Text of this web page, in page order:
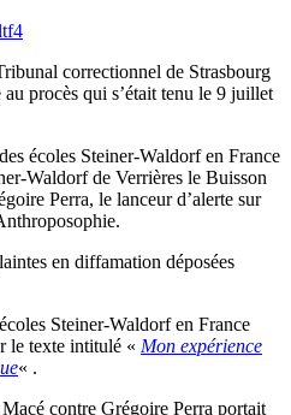
correctionnel de Strasbourg
procès qui s’était tenu le 9 juillet
écoles Steiner-Waldorf en France
Waldorf de Verrières le Buisson
Perra, le lanceur d’alerte sur
en diffamation déposées
Steiner-Waldorf en France
le texte intitulé « Mon expérience
« .
contre Grégoire Perra portait